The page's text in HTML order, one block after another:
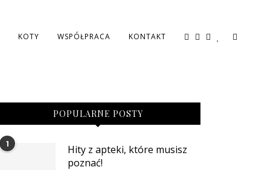
KOTY WSPÓŁPRACA KONTAKT
POPULARNE POSTY
1
Hity z apteki, które musisz
poznać!